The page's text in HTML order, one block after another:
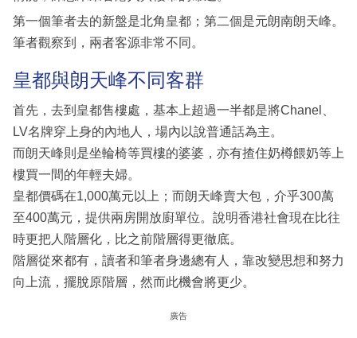
第一個筆者去的新盤是北角皇都；第二個是元朗南朗天峰。
筆者觀察到，兩者客源非常不同。
皇都與朗天峰不同客群
首先，去到皇都售樓處，基本上超過一半都是將Chanel、
LV名牌穿上身的內地人，場內以說普通話為主。
而朗天峰則是坐輪椅等買樓的婆婆，亦有揸住奶樽餵奶等上
樓買一間的年輕夫婦。
皇都價碼在1,000萬元以上；而朗天峰賣大包，介乎300萬
至400萬元，提供兩房開放廚單位。說明香港社會現在比往
時更把人階層化，比之前階層得更徹底。
階層從來都有，讀者和筆者身邊總有人，靠改變思想和努力
向上流，擺脫原階層，然而此機會將更少。
廣告